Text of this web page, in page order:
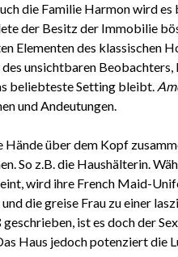
die Familie Harmon wird es
der Besitz der Immobilie
Elementen des klassischen
unsichtbaren Beobachters,
beliebteste Setting bleibt.
und Andeutungen.
über dem Kopf
So z.B. die Haushälterin.
wird ihre French Maid-
die greise Frau zu einer
ist es doch der
Haus jedoch potenziert die